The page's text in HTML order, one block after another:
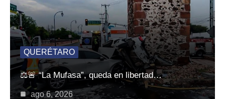
QUERÉTARO
⚖️🚨 “La Mufasa”, queda en libertad…
ago 6, 2026